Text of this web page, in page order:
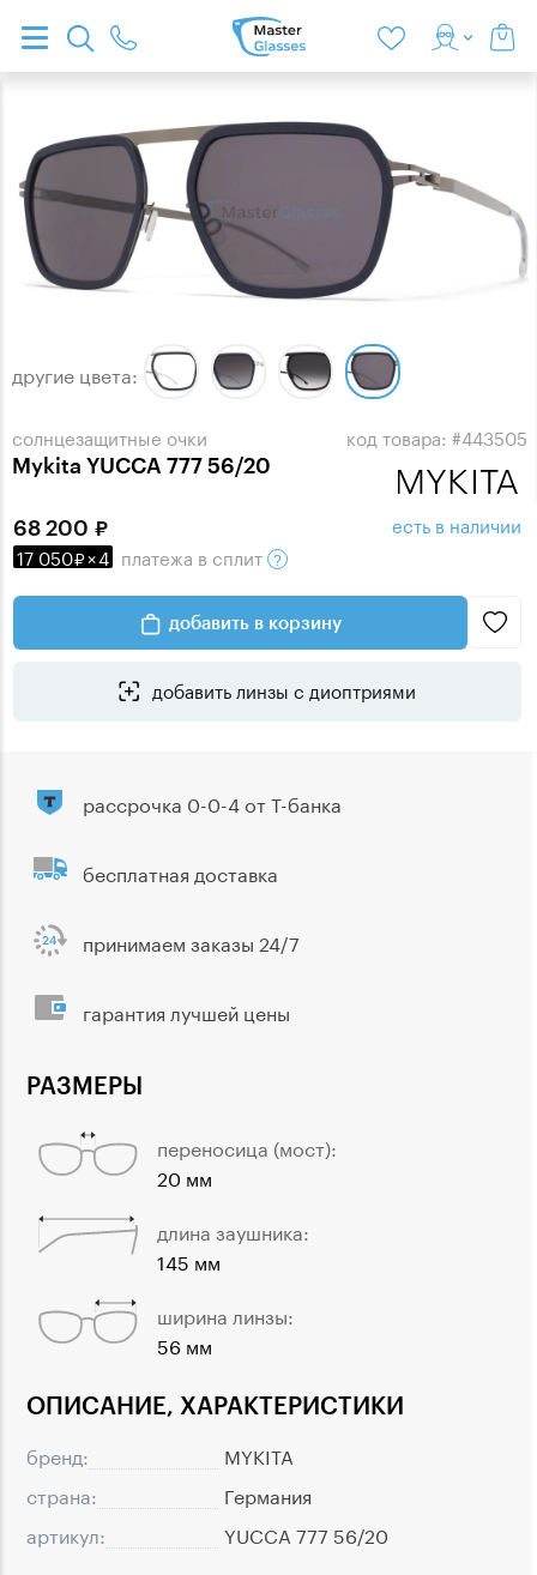
солнцезащитные очки
Mykita YUCCA 777 56/20
код товара: #443505
другие цвета:
68 200
17 050 ×4 платежа в сплит
есть в наличии
добавить в корзину
добавить линзы с диоптриями
ОПИСАНИЕ, ХАРАКТЕРИСТИКИ
бренд:
MYKITA
страна:
Германия
артикул:
YUCCA 777 56/20
РАЗМЕРЫ
переносица (мост):
20 мм
длина заушника:
145 мм
ширина линзы:
56 мм
рассрочка 0-0-4 от Т-банка
бесплатная доставка
принимаем заказы 24/7
гарантия лучшей цены